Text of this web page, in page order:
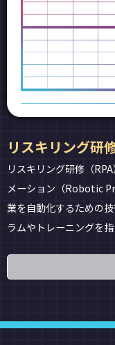
リスキリング研
リスキリング研修（
メーション（Robotic
業を自動化するための
ラムやトレーニングを指